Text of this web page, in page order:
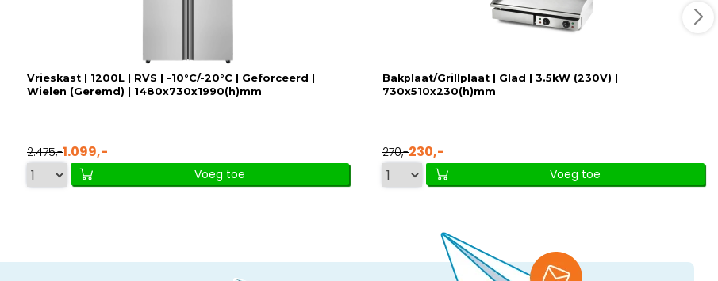
Vrieskast | 1200L | RVS | -10°C/-20°C | Geforceerd |
Wielen (Geremd) | 1480x730x1990(h)mm
2.475,-1.099,-
Voeg toe
Bakplaat/Grillplaat | Glad | 3.5kW (230V) |
730x510x230(h)mm
270,-230,-
Voeg toe